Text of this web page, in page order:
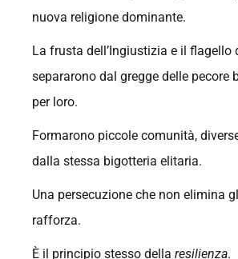
nuova religione dominante.
La frusta dell’Ingiustizia e il flagello
separarono dal gregge delle pecore
per loro.
Formarono piccole comunità,
dalla stessa bigotteria elitaria.
Una persecuzione che non elimina
rafforza.
È il principio stesso della resilienza.